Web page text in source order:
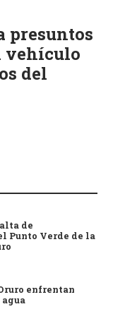
presuntos
vehículo
del
de
Punto Verde de la
enfrentan